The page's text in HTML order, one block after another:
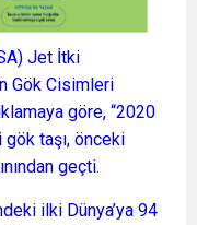
Jet İtki
Gök Cisimleri
göre, “2020
gök taşı, önceki
geçti.
ilki Dünya’ya 94